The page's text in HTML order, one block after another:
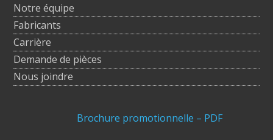
Notre équipe
Fabricants
Carrière
Demande de pièces
Nous joindre
Brochure promotionnelle – PDF